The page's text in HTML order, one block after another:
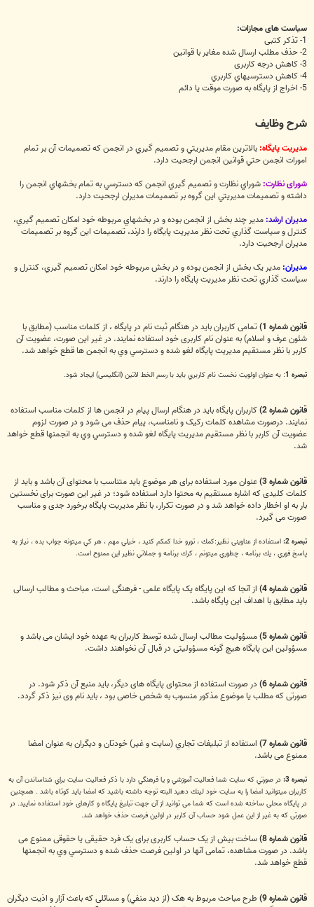
سیاست های مجازات:
1- تذکر کتبی
2- حذف مطلب ارسال شده مغایر با قوانین
3- کاهش درجه کاربری
4- کاهش دسترسيهاي کاربري
5- اخراج از پایگاه به صورت موقت يا دائم
شرح وظایف
مدیريت پایگاه: بالاترين مقام مديريتي و تصميم گيري در انجمن که تصميمات آن بر تمام
امورات انجمن حتي قوانين انجمن ارجحيت دارد.
شورای نظارت: شوراي نظارت و تصميم گيري انجمن که دسترسي به تمام بخشهاي انجمن را
داشته و تصميمات مديريتي اين گروه بر تصميمات مديران ارجحيت دارد.
مدیران ارشد: مدير چند بخش از انجمن بوده و در بخشهاي مربوطه خود امکان تصميم گيري،
کنترل و سياست گذاري تحت نظر مديريت پايگاه را دارند، تصميمات اين گروه بر تصميمات
مديران ارجحيت دارد.
مدیران: مدير يک بخش از انجمن بوده و در بخش مربوطه خود امکان تصميم گيري، کنترل و
سياست گذاري تحت نظر مديريت پايگاه را دارند.
قانون شماره 1)
تمامی کاربران باید در هنگام ثبت نام در پایگاه ، از کلمات مناسب (مطابق با
شئون عرف و اسلام) به عنوان نام کاربری خود استفاده نمایند. در غیر این صورت، عضویت آن
كاربر با نظر مستقیم مدیریت پایگاه لغو شده و دسترسي وي به انجمن ها قطع خواهد شد.
تبصره 1 : به عنوان اولویت نخست نام كاربري باید با رسم الخط لاتین (انگلیسی) ایجاد شود.
قانون شماره 2)
کاربران پایگاه باید در هنگام ارسال پیام در انجمن ها از کلمات مناسب استفاده
نمایند. درصورت مشاهده کلمات رکیک و نامناسب، پیام حذف می شود و در صورت لزوم
عضویت آن كاربر با نظر مستقیم مدیریت پایگاه لغو شده و دسترسي وي به انجمنها قطع خواهد
شد.
قانون شماره 3)
عنوان مورد استفاده برای هر موضوع باید متناسب با محتوای آن باشد و باید از
کلمات کلیدی که اشاره مستقیم به محتوا دارد استفاده شود؛ در غیر این صورت برای نخستین
بار به او اخطار داده خواهد شد و در صورت تکرار، با نظر مدیریت پایگاه برخورد جدی و مناسب
صورت می گیرد.
تبصره 2:
استفاده از عناوینی نظیر:كمك ، تورو خدا كمكم كنيد ، خيلي مهم ، هر كي ميتونه جواب بده ، نياز به
پاسخ فوري ، يك برنامه ، چطوري ميتونم ، كرك برنامه و جملاتي نظیر این ممنوع است.
قانون شماره 4)
از آنجا که این پایگاه یک پایگاه علمی - فرهنگی است، مباحث و مطالب ارسالی
باید مطابق با اهداف این پایگاه باشد.
قانون شماره 5)
مسؤولیت مطالب ارسال شده توسط کاربران به عهده خود ایشان می باشد و
مسؤولین این پایگاه هیچ گونه مسؤولیتی در قبال آن نخواهند داشت.
قانون شماره 6)
در صورت استفاده از محتوای پایگاه های دیگر، باید منبع آن ذکر شود. در
صورتی که مطلب یا موضوع مذکور منسوب به شخص خاصی بود ، باید نام وی نیز ذکر گردد.
قانون شماره 7)
استفاده از تبلیغات تجاري (سايت و غير) خودتان و دیگران به عنوان امضا
ممنوع می باشد.
تبصره 3:
در صورتي كه سايت شما فعاليت آموزشي و يا فرهنگي دارد با ذكر فعاليت سايت براي شناساندن آن به
كاربران ميتوانيد امضا را به سايت خود لينك دهيد البته توجه داشته باشيد كه امضا بايد كوتاه باشد . همچنين
در پایگاه محلی ساخته شده است که شما می توانید از آن جهت تبلیغ پایگاه و کارهای خود استفاده نمایید. در
صورتی که به غیر از این عمل شود حساب آن کاربر در اولین فرصت حذف خواهد شد.
قانون شماره 8)
ساخت بیش از یک حساب کاربری برای یک فرد حقیقی یا حقوقی ممنوع می
باشد. در صورت مشاهده، تمامی آنها در اولین فرصت حذف شده و دسترسي وي به انجمنها
قطع خواهد شد.
قانون شماره 9)
طرح مباحث مربوط به هک (از ديد منفي) و مسائلی که باعث آزار و اذیت دیگران